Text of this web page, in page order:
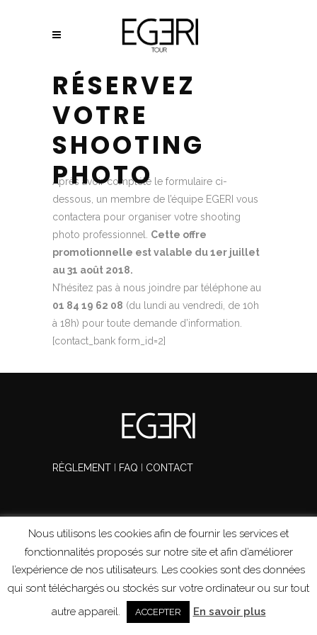
RÉSERVEZ
VOTRE
SHOOTING
PHOTO
Après avoir complété le formulaire ci-
dessous, un membre de l’équipe EGERI vous
contactera pour organiser votre shooting
photo professionnel. Cette offre
promotionnelle est valable du 1er juillet
au 31 août 2018.
N’hésitez pas à nous joindre par téléphone au
01 84 19 62 08 (du lundi au vendredi, de 10h
à 18h) pour toute demande d’information.
[contact_bank form_id=2]
RÈGLEMENT FAQ CONTACT
Nous utilisons les cookies afin de fournir les services et
fonctionnalités proposés sur notre site et afin d’améliorer
l’expérience de nos utilisateurs. Les cookies sont des données
qui sont téléchargés ou stockés sur votre ordinateur ou sur tout
autre appareil.
ACCEPTER En savoir plus